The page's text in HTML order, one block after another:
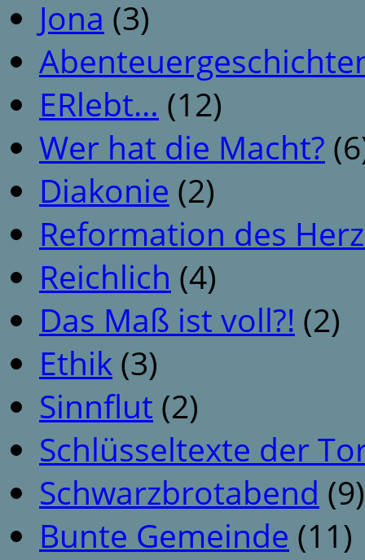
Jona (3)
ERlebt… (12)
Wer hat die Macht?
Diakonie (2)
Reformation des
Reichlich (4)
Das Maß ist voll?! (2)
Ethik (3)
Sinnflut (2)
Schlüsseltexte der
Schwarzbrotabend (9)
Bunte Gemeinde (11)